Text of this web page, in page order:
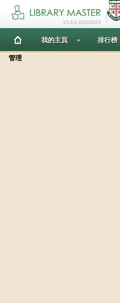
V3.6.4 p20180118
我的主頁 排行榜
管理